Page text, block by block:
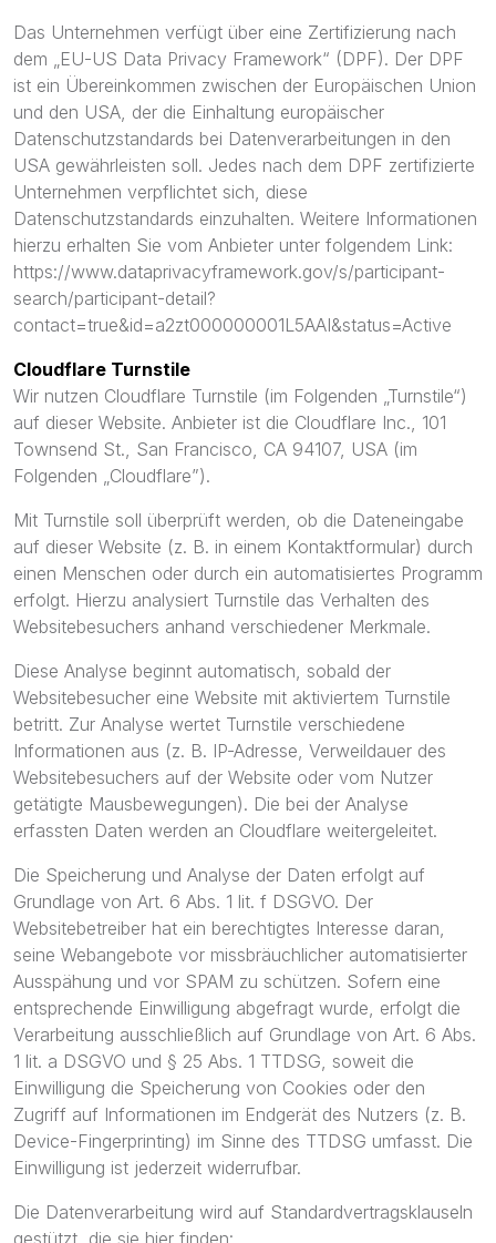
Das Unternehmen verfügt über eine Zertifizierung nach
dem „EU-US Data Privacy Framework“ (DPF). Der DPF
ist ein Übereinkommen zwischen der Europäischen Union
und den USA, der die Einhaltung europäischer
Datenschutzstandards bei Datenverarbeitungen in den
USA gewährleisten soll. Jedes nach dem DPF zertifizierte
Unternehmen verpflichtet sich, diese
Datenschutzstandards einzuhalten. Weitere Informationen
hierzu erhalten Sie vom Anbieter unter folgendem Link:
https://www.dataprivacyframework.gov/s/participant-
search/participant-detail?
contact=true&id=a2zt000000001L5AAI&status=Active
Cloudflare Turnstile
Wir nutzen Cloudflare Turnstile (im Folgenden „Turnstile“)
auf dieser Website. Anbieter ist die Cloudflare Inc., 101
Townsend St., San Francisco, CA 94107, USA (im
Folgenden „Cloudflare”).
Mit Turnstile soll überprüft werden, ob die Dateneingabe
auf dieser Website (z. B. in einem Kontaktformular) durch
einen Menschen oder durch ein automatisiertes Programm
erfolgt. Hierzu analysiert Turnstile das Verhalten des
Websitebesuchers anhand verschiedener Merkmale.
Diese Analyse beginnt automatisch, sobald der
Websitebesucher eine Website mit aktiviertem Turnstile
betritt. Zur Analyse wertet Turnstile verschiedene
Informationen aus (z. B. IP-Adresse, Verweildauer des
Websitebesuchers auf der Website oder vom Nutzer
getätigte Mausbewegungen). Die bei der Analyse
erfassten Daten werden an Cloudflare weitergeleitet.
Die Speicherung und Analyse der Daten erfolgt auf
Grundlage von Art. 6 Abs. 1 lit. f DSGVO. Der
Websitebetreiber hat ein berechtigtes Interesse daran,
seine Webangebote vor missbräuchlicher automatisierter
Ausspähung und vor SPAM zu schützen. Sofern eine
entsprechende Einwilligung abgefragt wurde, erfolgt die
Verarbeitung ausschließlich auf Grundlage von Art. 6 Abs.
1 lit. a DSGVO und § 25 Abs. 1 TTDSG, soweit die
Einwilligung die Speicherung von Cookies oder den
Zugriff auf Informationen im Endgerät des Nutzers (z. B.
Device-Fingerprinting) im Sinne des TTDSG umfasst. Die
Einwilligung ist jederzeit widerrufbar.
Die Datenverarbeitung wird auf Standardvertragsklauseln
gestützt, die sie hier finden: